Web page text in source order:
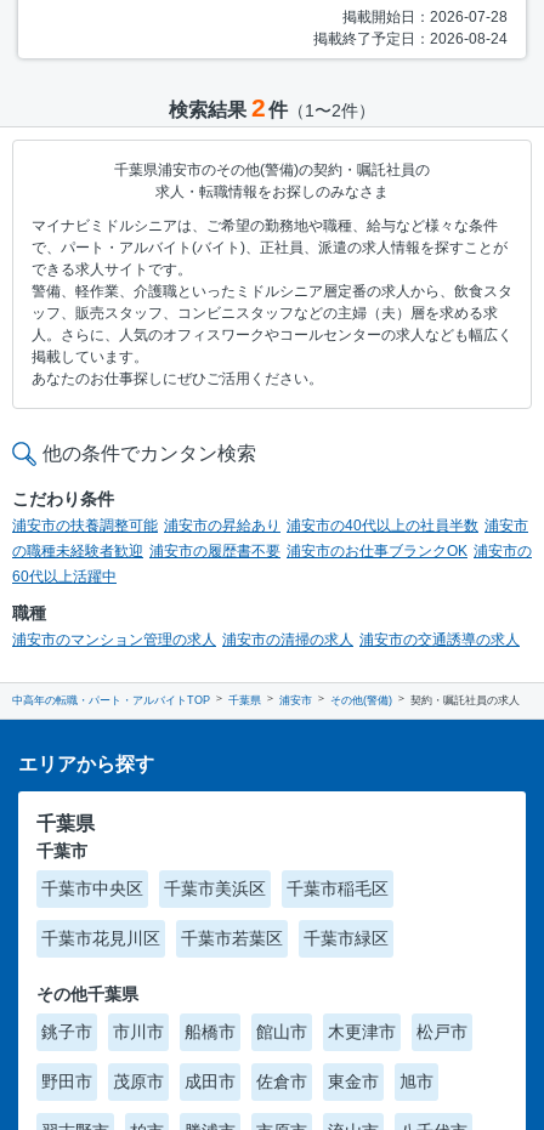
掲載開始日：2026-07-28
掲載終了予定日：2026-08-24
検索結果 2件（1〜2件）
千葉県浦安市のその他(警備)の契約・嘱託社員の
求人・転職情報をお探しのみなさま
マイナビミドルシニアは、ご希望の勤務地や職種、給与など様々な条件
で、パート・アルバイト(バイト)、正社員、派遣の求人情報を探すことが
できる求人サイトです。
警備、軽作業、介護職といったミドルシニア層定番の求人から、飲食スタ
ッフ、販売スタッフ、コンビニスタッフなどの主婦（夫）層を求める求
人。さらに、人気のオフィスワークやコールセンターの求人なども幅広く
掲載しています。
あなたのお仕事探しにぜひご活用ください。
他の条件でカンタン検索
こだわり条件
浦安市の扶養調整可能 浦安市の昇給あり 浦安市の40代以上の社員半数 浦安市
の職種未経験者歓迎 浦安市の履歴書不要 浦安市のお仕事ブランクOK 浦安市の
60代以上活躍中
職種
浦安市のマンション管理の求人 浦安市の清掃の求人 浦安市の交通誘導の求人
中高年の転職・パート・アルバイトTOP 千葉県 浦安市 その他(警備) 契約・嘱託社員の求人
エリアから探す
千葉県
千葉市
千葉市中央区
千葉市美浜区 千葉市稲毛区
千葉市花見川区 千葉市若葉区 千葉市緑区
その他千葉県
銚子市
市川市 船橋市 館山市 木更津市 松戸市
野田市 茂原市 成田市 佐倉市 東金市 旭市